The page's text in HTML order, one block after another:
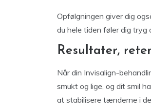
Opfølgningen giver dig
du hele tiden føler dig tryg
Resultater,
Når din Invisalign-
smukt og lige, og dit smil
at stabilisere tænderne i